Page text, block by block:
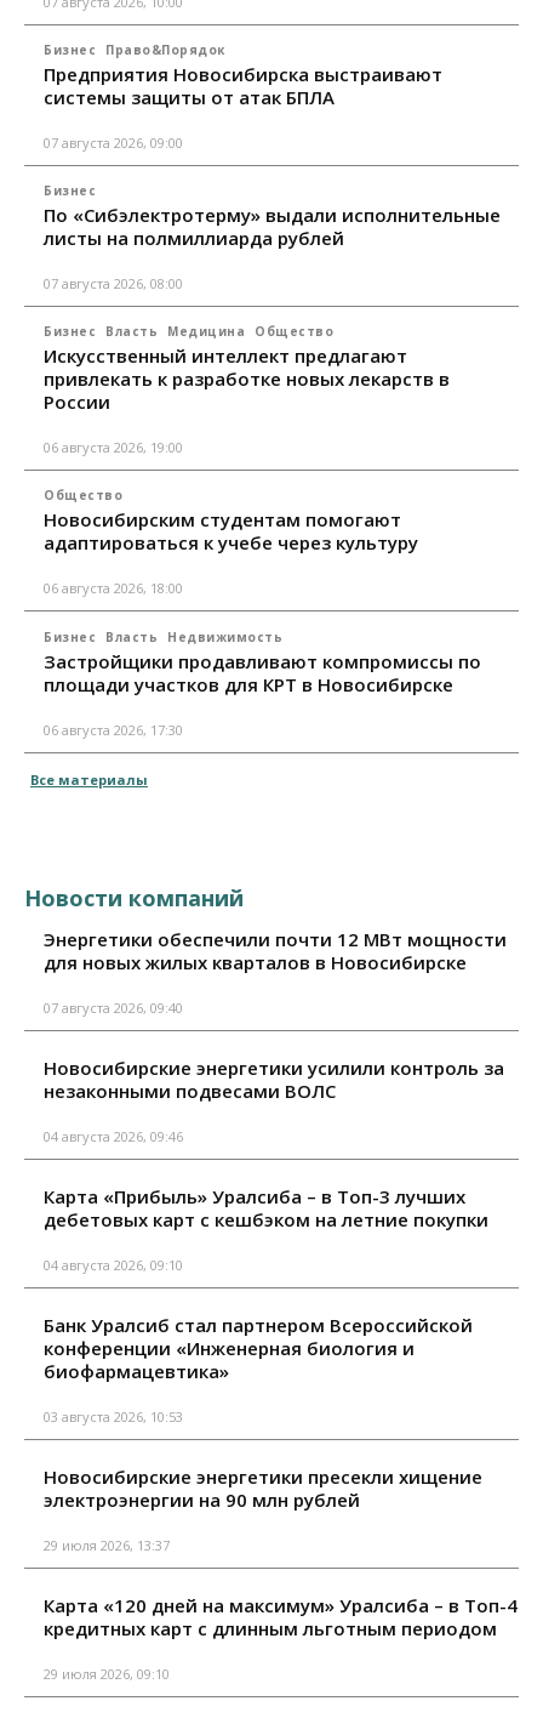
Бизнес Право&Порядок
Предприятия Новосибирска выстраивают
системы защиты от атак БПЛА
07 августа 2026, 09:00
Бизнес
По «Сибэлектротерму» выдали исполнительные
листы на полмиллиарда рублей
07 августа 2026, 08:00
Бизнес Власть Медицина Общество
Искусственный интеллект предлагают
привлекать к разработке новых лекарств в
России
06 августа 2026, 19:00
Общество
Новосибирским студентам помогают
адаптироваться к учебе через культуру
06 августа 2026, 18:00
Бизнес Власть Недвижимость
Застройщики продавливают компромиссы по
площади участков для КРТ в Новосибирске
06 августа 2026, 17:30
Все материалы
Новости компаний
Энергетики обеспечили почти 12 МВт мощности
для новых жилых кварталов в Новосибирске
07 августа 2026, 09:40
Новосибирские энергетики усилили контроль за
незаконными подвесами ВОЛС
04 августа 2026, 09:46
Карта «Прибыль» Уралсиба – в Топ-3 лучших
дебетовых карт с кешбэком на летние покупки
04 августа 2026, 09:10
Банк Уралсиб стал партнером Всероссийской
конференции «Инженерная биология и
биофармацевтика»
03 августа 2026, 10:53
Новосибирские энергетики пресекли хищение
электроэнергии на 90 млн рублей
29 июля 2026, 13:37
Карта «120 дней на максимум» Уралсиба – в Топ-4
кредитных карт с длинным льготным периодом
29 июля 2026, 09:10